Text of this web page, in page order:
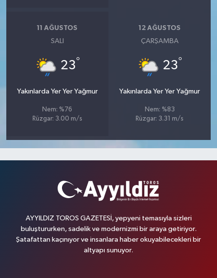
11 AĞUSTOS
SALI
23°
Yakınlarda Yer Yer Yağmur
Nem: %76
Rüzgar: 3.00 m/s
12 AĞUSTOS
ÇARŞAMBA
23°
Yakınlarda Yer Yer Yağmur
Nem: %83
Rüzgar: 3.31 m/s
AYYILDIZ TOROS GAZETESİ, yepyeni temasıyla sizleri
buluştururken, sadelik ve modernizmi bir araya getiriyor.
Şatafattan kaçınıyor ve insanlara haber okuyabilecekleri bir
altyapı sunuyor.